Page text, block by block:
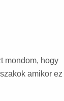
mondom, hogy
amikor ez